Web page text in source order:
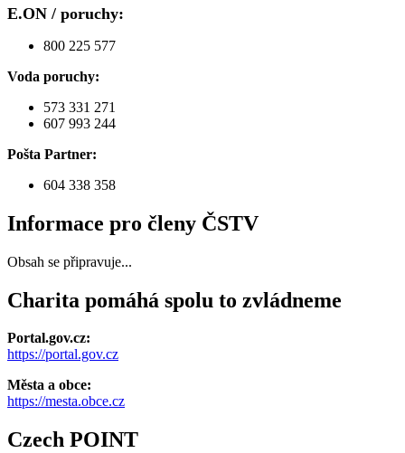
E.ON / poruchy:
800 225 577
Voda poruchy:
573 331 271
607 993 244
Pošta Partner:
604 338 358
Informace pro členy ČSTV
Obsah se připravuje...
Charita pomáhá spolu to zvládneme
Portal.gov.cz:
https://portal.gov.cz
Města a obce:
https://mesta.obce.cz
Czech POINT